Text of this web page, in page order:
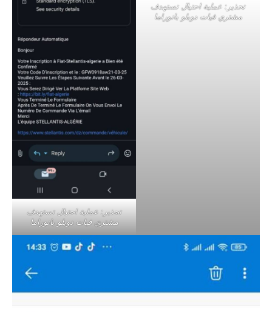
تحذير: عملية احتيال تستهدف
مشتري فيات دوبلو بانوراما
تحذير: عملية احتيال تستهدف
مشتري فيات دوبلو بانوراما